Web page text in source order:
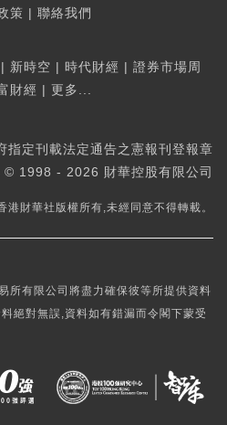
策 | 聯絡我們
| 新時空 | 時代財經 | 證券市場周
財經 | 更多...
指定刊載法定通告之憲報刊登報章
1998 - 2026 財華控股有限公司
港財華社版權所有,未經同意不得轉載。
所有限公司將盡力確保彼等所提供資料
絕對無誤,資料如有錯漏而令閣下蒙受